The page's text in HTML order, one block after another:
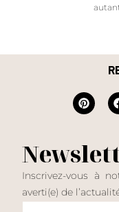
Inscrivez-vous à
averti(e) de